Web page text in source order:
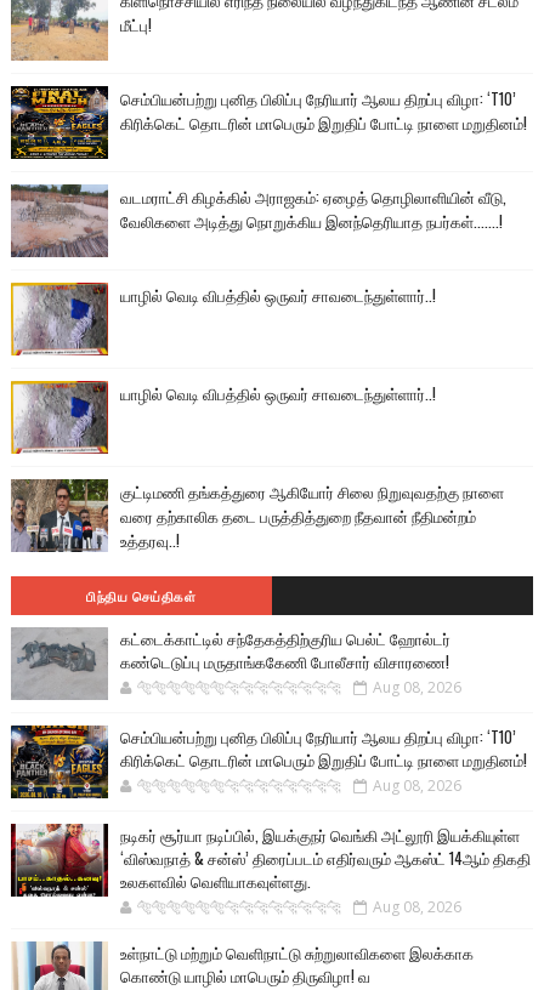
மீட்பு!
செம்பியன்பற்று புனித பிலிப்பு நேரியார் ஆலய திறப்பு விழா: ‘T10’
கிரிக்கெட் தொடரின் மாபெரும் இறுதிப் போட்டி நாளை மறுதினம்!
வடமராட்சி கிழக்கில் அராஜகம்: ஏழைத் தொழிலாளியின் வீடு,
வேலிகளை அடித்து நொறுக்கிய இனந்தெரியாத நபர்கள்.......!
யாழில் வெடி விபத்தில் ஒருவர் சாவடைந்துள்ளார்..!
யாழில் வெடி விபத்தில் ஒருவர் சாவடைந்துள்ளார்..!
குட்டிமணி தங்கத்துரை ஆகியோர் சிலை நிறுவுவதற்கு நாளை
வரை தற்காலிக தடை பருத்தித்துறை நீதவான் நீதிமன்றம்
உத்தரவு..!
பிந்திய செய்திகள்
கட்டைக்காட்டில் சந்தேகத்திற்குரிய பெல்ட் ஹோல்டர்
கண்டெடுப்பு மருதாங்ககேணி போலீசார் விசாரணை!
🐅🐅🐅🐅🐅🐅🐆🐆🐆🐆🐆🐆🐆🐆 Aug 08, 2026
செம்பியன்பற்று புனித பிலிப்பு நேரியார் ஆலய திறப்பு விழா: ‘T10’
கிரிக்கெட் தொடரின் மாபெரும் இறுதிப் போட்டி நாளை மறுதினம்!
🐅🐅🐅🐅🐅🐅🐆🐆🐆🐆🐆🐆🐆🐆 Aug 08, 2026
நடிகர் சூர்யா நடிப்பில், இயக்குநர் வெங்கி அட்லூரி இயக்கியுள்ள
‘விஸ்வநாத் & சன்ஸ்’ திரைப்படம் எதிர்வரும் ஆகஸ்ட் 14ஆம் திகதி
உலகளவில் வெளியாகவுள்ளது.
🐅🐅🐅🐅🐅🐅🐆🐆🐆🐆🐆🐆🐆🐆 Aug 08, 2026
உள்நாட்டு மற்றும் வெளிநாட்டு சுற்றுலாவிகளை இலக்காக
கொண்டு யாழில் மாபெரும் திருவிழா! வ